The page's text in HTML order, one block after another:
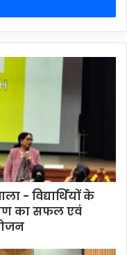
- विद्यार्थियों के
का सफल एवं